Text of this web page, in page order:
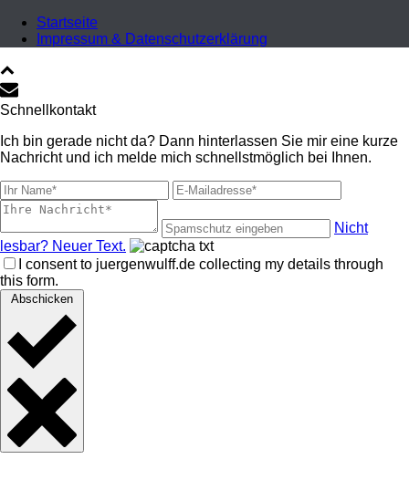
Startseite
Impressum & Datenschutzerklärung
Schnellkontakt
Ich bin gerade nicht da? Dann hinterlassen Sie mir eine kurze
Nachricht und ich melde mich schnellstmöglich bei Ihnen.
Nicht
lesbar? Neuer Text.
I consent to juergenwulff.de collecting my details through
this form.
Abschicken